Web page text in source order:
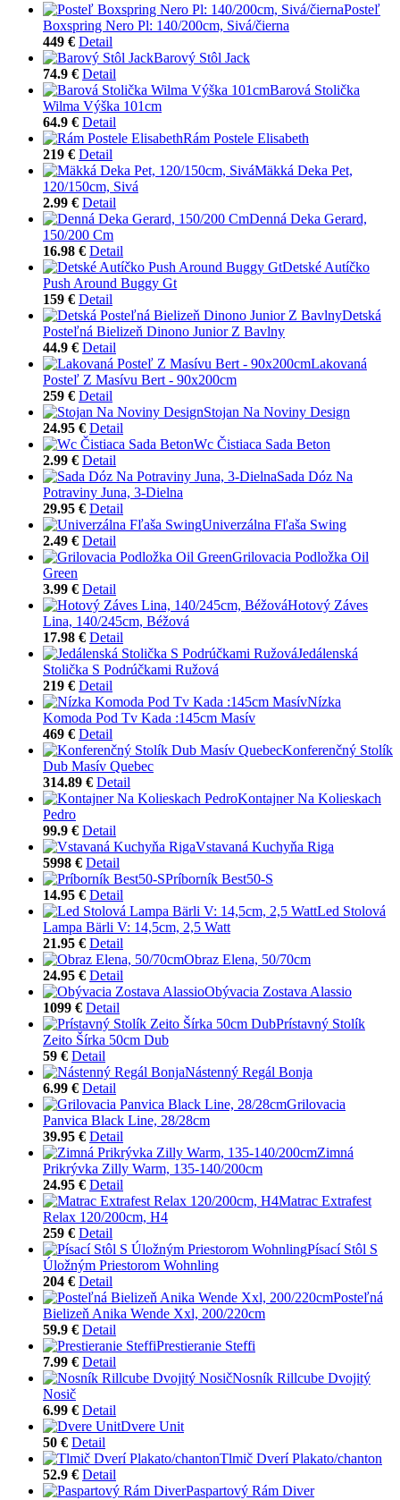
Posteľ
Boxspring Nero Pl: 140/200cm, Sivá/čierna
449 € Detail
Barový Stôl Jack
74.9 € Detail
Barová Stolička
Wilma Výška 101cm
64.9 € Detail
Rám Postele Elisabeth
219 € Detail
Mäkká Deka Pet,
120/150cm, Sivá
2.99 € Detail
Denná Deka Gerard,
150/200 Cm
16.98 € Detail
Detské Autíčko
Push Around Buggy Gt
159 € Detail
Detská
Posteľná Bielizeň Dinono Junior Z Bavlny
44.9 € Detail
Lakovaná
Posteľ Z Masívu Bert - 90x200cm
259 € Detail
Stojan Na Noviny Design
24.95 € Detail
Wc Čistiaca Sada Beton
2.99 € Detail
Sada Dóz Na
Potraviny Juna, 3-Dielna
29.95 € Detail
Univerzálna Fľaša Swing
2.49 € Detail
Grilovacia Podložka Oil
Green
3.99 € Detail
Hotový Záves
Lina, 140/245cm, Béžová
17.98 € Detail
Jedálenská
Stolička S Podrúčkami Ružová
219 € Detail
Nízka
Komoda Pod Tv Kada :145cm Masív
469 € Detail
Konferenčný Stolík
Dub Masív Quebec
314.89 € Detail
Kontajner Na Kolieskach
Pedro
99.9 € Detail
Vstavaná Kuchyňa Riga
5998 € Detail
Príborník Best50-S
14.95 € Detail
Led Stolová
Lampa Bärli V: 14,5cm, 2,5 Watt
21.95 € Detail
Obraz Elena, 50/70cm
24.95 € Detail
Obývacia Zostava Alassio
1099 € Detail
Prístavný Stolík
Zeito Šírka 50cm Dub
59 € Detail
Nástenný Regál Bonja
6.99 € Detail
Grilovacia
Panvica Black Line, 28/28cm
39.95 € Detail
Zimná
Prikrývka Zilly Warm, 135-140/200cm
24.95 € Detail
Matrac Extrafest
Relax 120/200cm, H4
259 € Detail
Písací Stôl S
Úložným Priestorom Wohnling
204 € Detail
Posteľná
Bielizeň Anika Wende Xxl, 200/220cm
59.9 € Detail
Prestieranie Steffi
7.99 € Detail
Nosník Rillcube Dvojitý
Nosič
6.99 € Detail
Dvere Unit
50 € Detail
Tlmič Dverí Plakato/chanton
52.9 € Detail
Paspartový Rám Diver